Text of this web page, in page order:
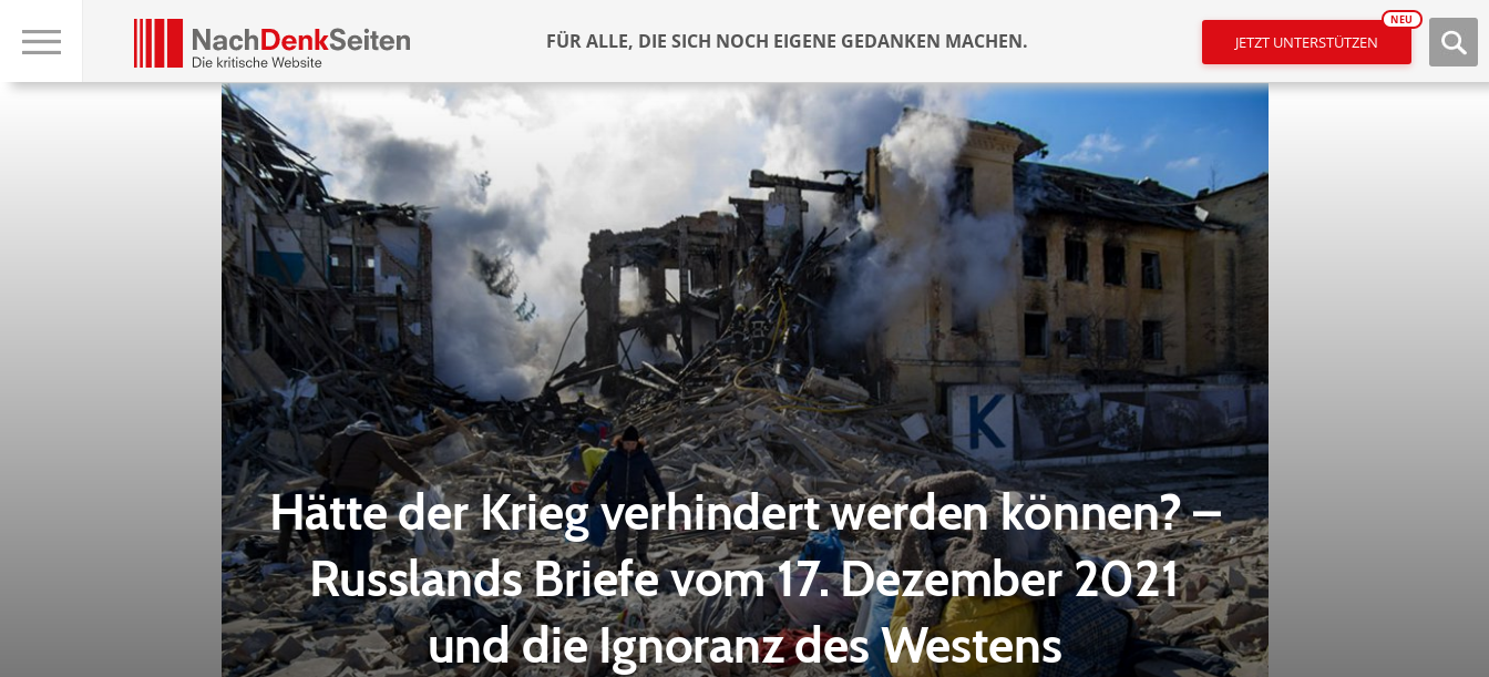
FÜR ALLE, DIE SICH NOCH EIGENE GEDANKEN MACHEN. JETZT UNTERSTÜTZEN
NEU
Hätte der Krieg verhindert werden können? –
Russlands Briefe vom 17. Dezember 2021
und die Ignoranz des Westens